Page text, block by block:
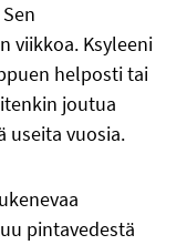
viikkoa. Ksyleeni
helposti tai
joutua
useita vuosia.
pintavedestä